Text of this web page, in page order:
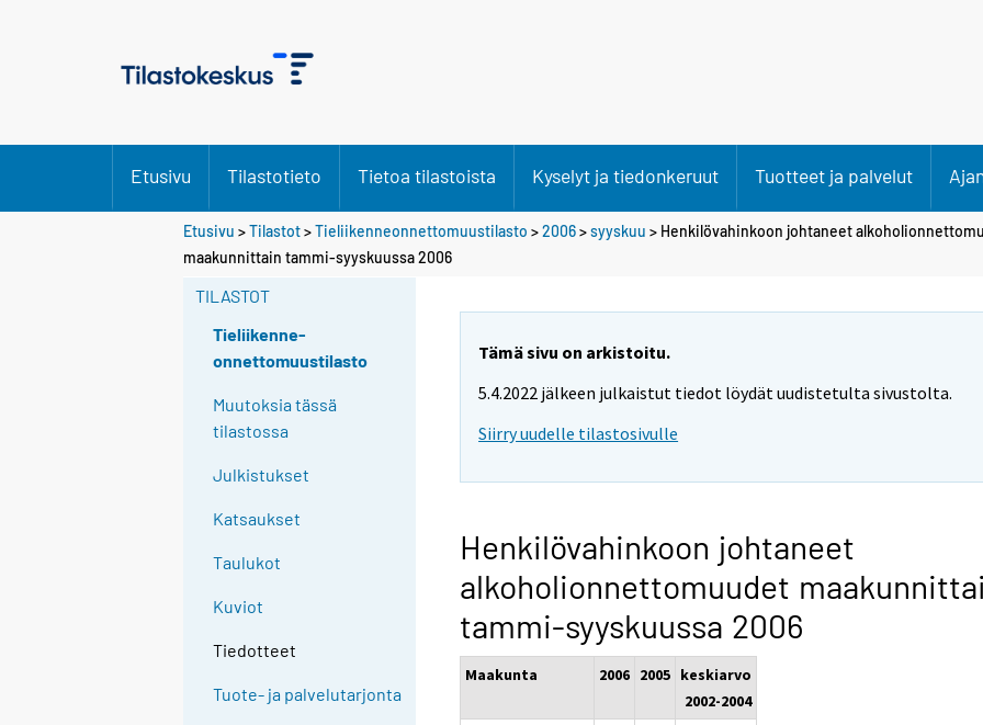
Etusivu Tilastotieto Tietoa tilastoista Kyselyt ja tiedonkeruut Tuotteet ja palvelut
Etusivu >Tilastot>Tieliikenneonnettomuustilasto >2006>syyskuu > Henkilövahinkoon johtaneet
maakunnittain tammi-syyskuussa 2006
TILASTOT
Tieliikenne-
onnettomuustilasto
Muutoksia tässä
tilastossa
Julkistukset
Katsaukset
Taulukot
Kuviot
Tiedotteet
Tuote- ja palvelutarjonta
Tämä sivu on arkistoitu.
5.4.2022 jälkeen julkaistut tiedot löydät uudistetulta sivustolta.
Siirry uudelle tilastosivulle
Henkilövahinkoon johtaneet
alkoholionnettomuudet
tammi-syyskuussa 2006
Maakunta 2006 2005 keskiarvo
2002-2004